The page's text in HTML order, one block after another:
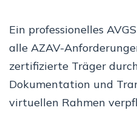
Ein professionelles
alle AZAV-
zertifizierte Träger
Dokumentation und
virtuellen Rahmen